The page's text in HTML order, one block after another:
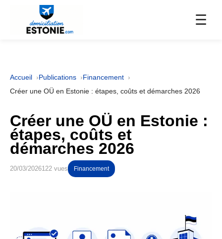
☰
Accueil Publications
Financement
Créer une OÜ en Estonie : étapes, coûts et démarches 2026
Créer une OÜ en Estonie :
étapes, coûts et
démarches 2026
20/03/2026122 vues Financement